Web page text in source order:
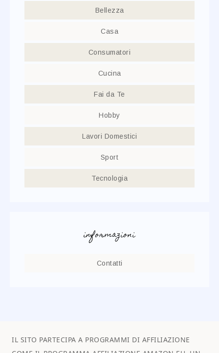
Bellezza
Casa
Consumatori
Cucina
Fai da Te
Hobby
Lavori Domestici
Sport
Tecnologia
informazioni
Contatti
IL SITO PARTECIPA A PROGRAMMI DI AFFILIAZIONE